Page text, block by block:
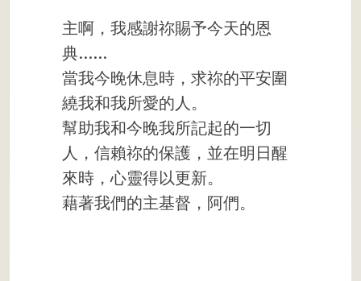
主啊，我感謝祢賜予今天的恩
典……
當我今晚休息時，求祢的平安圍
繞我和我所愛的人。
幫助我和今晚我所記起的一切
人，信賴祢的保護，並在明日醒
來時，心靈得以更新。
藉著我們的主基督，阿們。